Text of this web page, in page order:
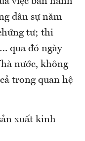
dân sự năm
tư; thi
qua đó ngày
nước, không
trong quan hệ
xuất kinh